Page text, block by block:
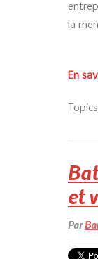
la
En
et
Par